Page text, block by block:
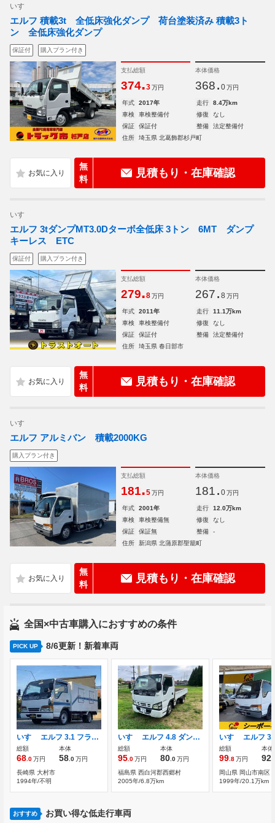
いすゞ
エルフ 積載3t 全低床強化ダンプ 荷台塗装済み 積載3ト
ン 全低床強化ダンプ
保証付 購入プラン付き
支払総額
374.3 万円
本体価格
368. 0 万円
年式 2017年 走行
8.4万km
車検
車検整備付 修復
なし
保証
保証付 整備
法定整備付
住所
埼玉県 北葛飾郡杉戸町
無
料
見積もり・在庫確認
いすゞ
エルフ 3tダンプMT3.0Dターボ全低床 3トン 6MT ダンプ
キーレス ETC
保証付 購入プラン付き
支払総額
279.8 万円
本体価格
267. 8 万円
年式 2011年 走行
11.1万km
車検
車検整備付 修復
なし
保証
保証付 整備
法定整備付
住所
埼玉県 春日部市
無
料
見積もり・在庫確認
いすゞ
エルフ アルミバン 積載2000KG
購入プラン付き
支払総額
181.5 万円
本体価格
181. 0 万円
年式 2001年 走行
12.0万km
車検
車検整備無 修復
なし
保証
保証無 整備
-
住所
新潟県 北蒲原郡聖籠町
無
料
見積もり・在庫確認
全国×中古車購入におすすめの条件
PICK UP 8/6更新！新着車両
いすゞ エルフ 3.1 フラットロー ディーゼル 東プレ製冷凍板式冷凍冷蔵車
総額
68 .0万円
本体
58 .0万円
長崎県 大村市
1994年/不明
いすゞ エルフ 4.8 ダンプ フラットロー ディーゼル
総額
95 .0万円
本体
80 .0万円
福島県 西白河郡西郷村
2005年/6.8万km
総額
99 .8万円
本体
92
岡山県 岡山市南区
1999年/20.1万km
おすすめ お買い得な低走行車両